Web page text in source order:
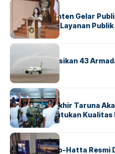
BANDARA BERITA
Karantina Banten Gelar
Transparansi Layanan Publik
BANDARA
Citilink Operasikan 43
Nasional
BERITA
Sidang Pantukhir Taruna
Strategis Tentukan Kualitas
BANDARA BERITA
IALC Soekarno-Hatta Resmi